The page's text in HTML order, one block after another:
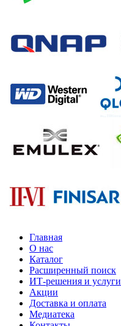
Главная
О нас
Каталог
Расширенный поиск
ИТ-решения и услуги
Акции
Доставка и оплата
Медиатека